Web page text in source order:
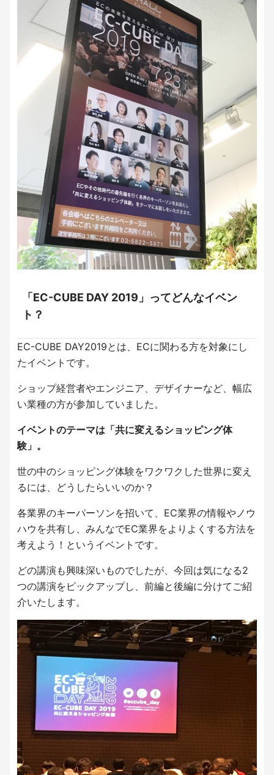
「EC-CUBE DAY 2019」ってどんなイベン
ト？
EC-CUBE DAY2019とは、ECに関わる方を対象にし
たイベントです。
ショップ経営者やエンジニア、デザイナーなど、幅広
い業種の方が参加していました。
イベントのテーマは「共に変えるショッピング体
験」。
世の中のショッピング体験をワクワクした世界に変え
るには、どうしたらいいのか？
各業界のキーパーソンを招いて、EC業界の情報やノウ
ハウを共有し、みんなでEC業界をよりよくする方法を
考えよう！というイベントです。
どの講演も興味深いものでしたが、今回は気になる2
つの講演をピックアップし、前編と後編に分けてご紹
介いたします。